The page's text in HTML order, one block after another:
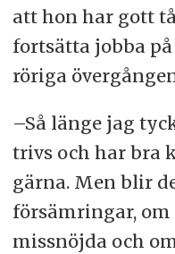
att hon har gott
fortsätta jobba
röriga
–Så länge jag
trivs och har bra
gärna. Men blir
försämringar,
missnöjda och